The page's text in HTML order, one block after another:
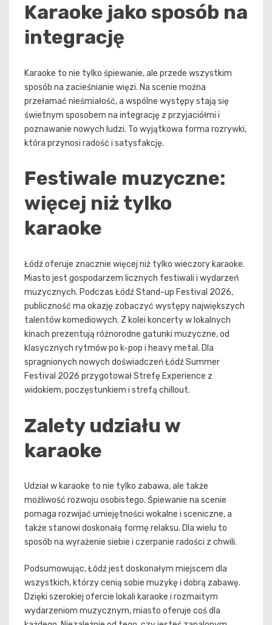
Karaoke jako sposób na
integrację
Karaoke to nie tylko śpiewanie, ale przede wszystkim
sposób na zacieśnianie więzi. Na scenie można
przełamać nieśmiałość, a wspólne występy stają się
świetnym sposobem na integrację z przyjaciółmi i
poznawanie nowych ludzi. To wyjątkowa forma rozrywki,
która przynosi radość i satysfakcję.
Festiwale muzyczne:
więcej niż tylko
karaoke
Łódź oferuje znacznie więcej niż tylko wieczory karaoke.
Miasto jest gospodarzem licznych festiwali i wydarzeń
muzycznych. Podczas Łódź Stand-up Festival 2026,
publiczność ma okazję zobaczyć występy największych
talentów komediowych. Z kolei koncerty w lokalnych
kinach prezentują różnorodne gatunki muzyczne, od
klasycznych rytmów po k-pop i heavy metal. Dla
spragnionych nowych doświadczeń Łódź Summer
Festival 2026 przygotował Strefę Experience z
widokiem, poczęstunkiem i strefą chillout.
Zalety udziału w
karaoke
Udział w karaoke to nie tylko zabawa, ale także
możliwość rozwoju osobistego. Śpiewanie na scenie
pomaga rozwijać umiejętności wokalne i sceniczne, a
także stanowi doskonałą formę relaksu. Dla wielu to
sposób na wyrażenie siebie i czerpanie radości z chwili.
Podsumowując, Łódź jest doskonałym miejscem dla
wszystkich, którzy cenią sobie muzykę i dobrą zabawę.
Dzięki szerokiej ofercie lokali karaoke i rozmaitym
wydarzeniom muzycznym, miasto oferuje coś dla